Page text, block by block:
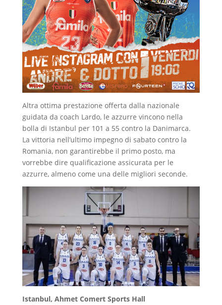
Altra ottima prestazione offerta dalla nazionale
guidata da coach Lardo, le azzurre vincono nella
bolla di Istanbul per 101 a 55 contro la Danimarca.
La vittoria nell’ultimo impegno di sabato contro la
Romania, non garantirebbe il primo posto, ma
vorrebbe dire qualificazione assicurata per le
azzurre, almeno come una delle migliori seconde.
Istanbul, Ahmet Comert Sports Hall